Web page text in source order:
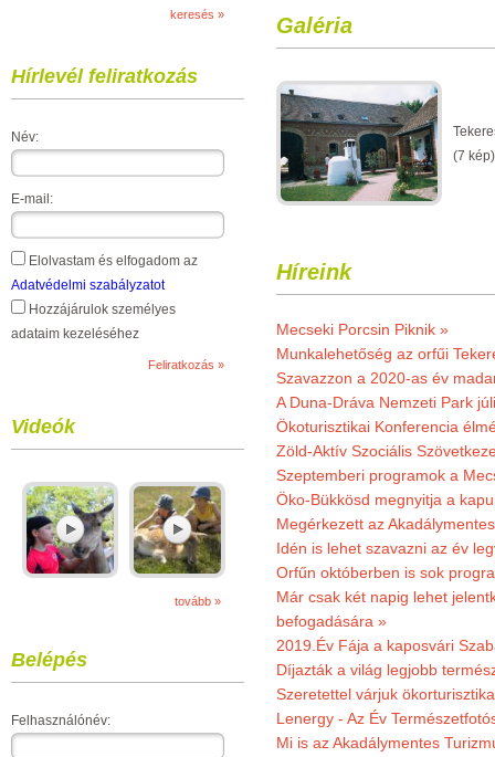
Hírlevél feliratkozás
Név:
E-mail:
Elolvastam és elfogadom az
Adatvédelmi szabályzatot
Hozzájárulok személyes
adataim kezeléséhez
Videók
tovább »
Belépés
Felhasználónév:
Galéria
(7 kép)
Híreink
Mecseki Porcsin Piknik »
Munkalehetőség az orfűi
Szavazzon a 2020-as év
A Duna-Dráva Nemzeti Park
Ökoturisztikai Konferencia
Zöld-Aktív Szociális
Szeptemberi programok a
Öko-Bükkösd megnyitja a
Megérkezett az
Idén is lehet szavazni az év
Orfűn októberben is sok
Már csak két napig lehet
befogadására »
2019.Év Fája a kaposvári
Díjazták a világ legjobb
Szeretettel várjuk
Lenergy - Az Év
Mi is az Akadálymentes